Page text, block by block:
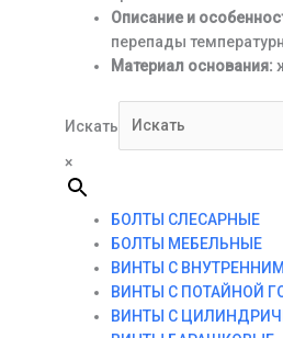
Описание и
перепады
Материал основания:
Искать
×
БОЛТЫ СЛЕСАРНЫЕ
БОЛТЫ МЕБЕЛЬНЫЕ
ВИНТЫ С
ВИНТЫ С ПОТАЙНОЙ
ВИНТЫ С